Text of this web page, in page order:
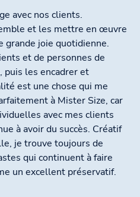
avec nos clients.
et les mettre en œuvre
grande joie quotidienne.
et de personnes de
les encadrer et
est une chose qui me
à Mister Size, car
avec mes clients
à avoir du succès. Créatif
je trouve toujours de
qui continuent à faire
un excellent préservatif.